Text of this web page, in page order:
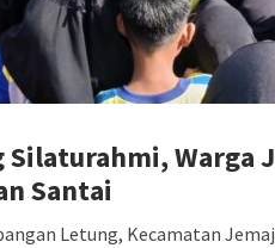
Silaturahmi, Warga
Santai
Letung, Kecamatan